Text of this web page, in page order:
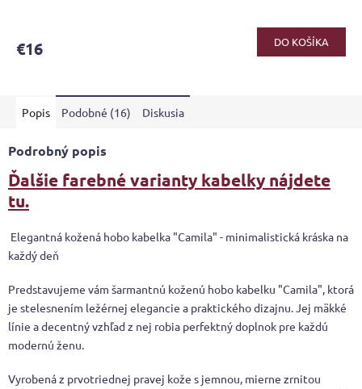
€16 DO KOŠÍKA
Popis Podobné (16) Diskusia
Podrobný popis
Ďalšie farebné varianty kabelky nájdete
tu.
Elegantná kožená hobo kabelka "Camila" - minimalistická kráska na
každý deň
Predstavujeme vám šarmantnú koženú hobo kabelku "Camila", ktorá
je stelesnením ležérnej elegancie a praktického dizajnu. Jej mäkké
línie a decentný vzhľad z nej robia perfektný doplnok pre každú
modernú ženu.
Vyrobená z prvotriednej pravej kože s jemnou, mierne zrnitou